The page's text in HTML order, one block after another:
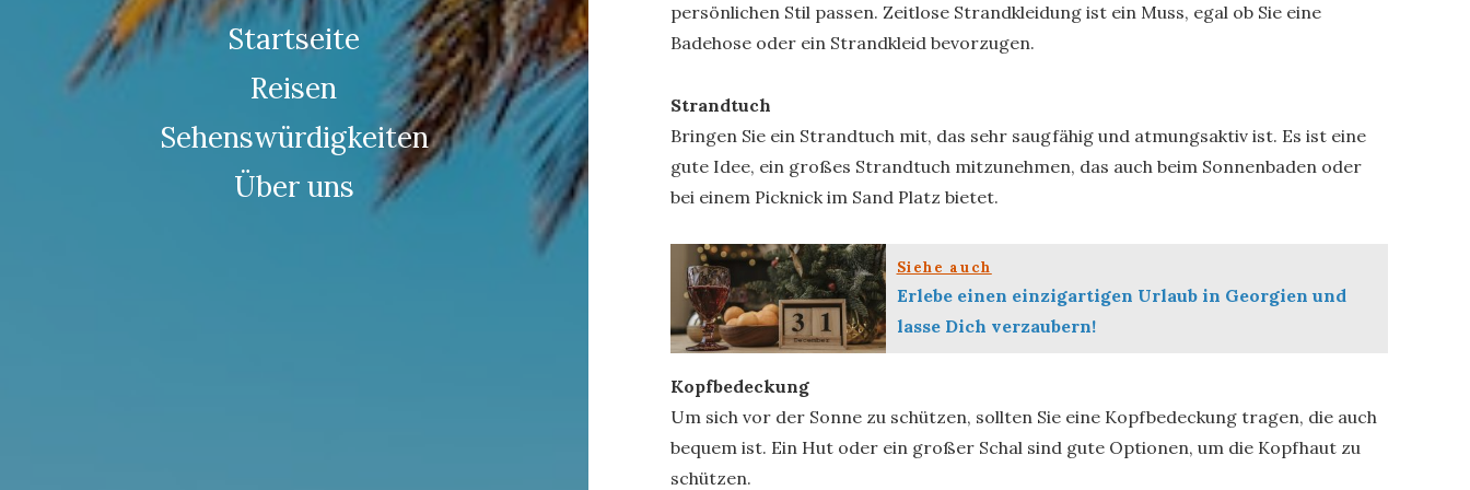
Startseite
Reisen
Sehenswürdigkeiten
Über uns
persönlichen Stil passen. Zeitlose Strandkleidung ist ein Muss, egal ob Sie eine
Badehose oder ein Strandkleid bevorzugen.
Strandtuch
Bringen Sie ein Strandtuch mit, das sehr saugfähig und atmungsaktiv ist. Es ist eine
gute Idee, ein großes Strandtuch mitzunehmen, das auch beim Sonnenbaden oder
bei einem Picknick im Sand Platz bietet.
Siehe auch
Erlebe einen einzigartigen Urlaub in Georgien und
lasse Dich verzaubern!
Kopfbedeckung
Um sich vor der Sonne zu schützen, sollten Sie eine Kopfbedeckung tragen, die auch
bequem ist. Ein Hut oder ein großer Schal sind gute Optionen, um die Kopfhaut zu
schützen.